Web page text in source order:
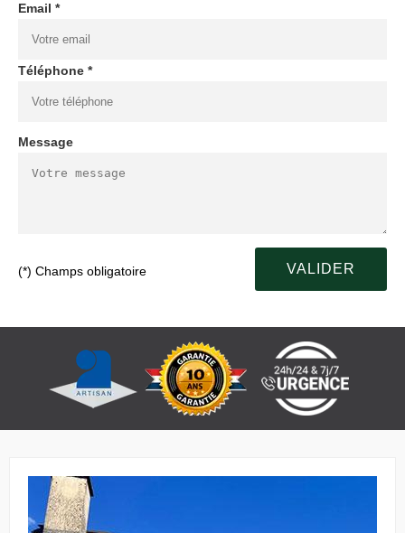
Email *
Téléphone *
Message
(*) Champs obligatoire